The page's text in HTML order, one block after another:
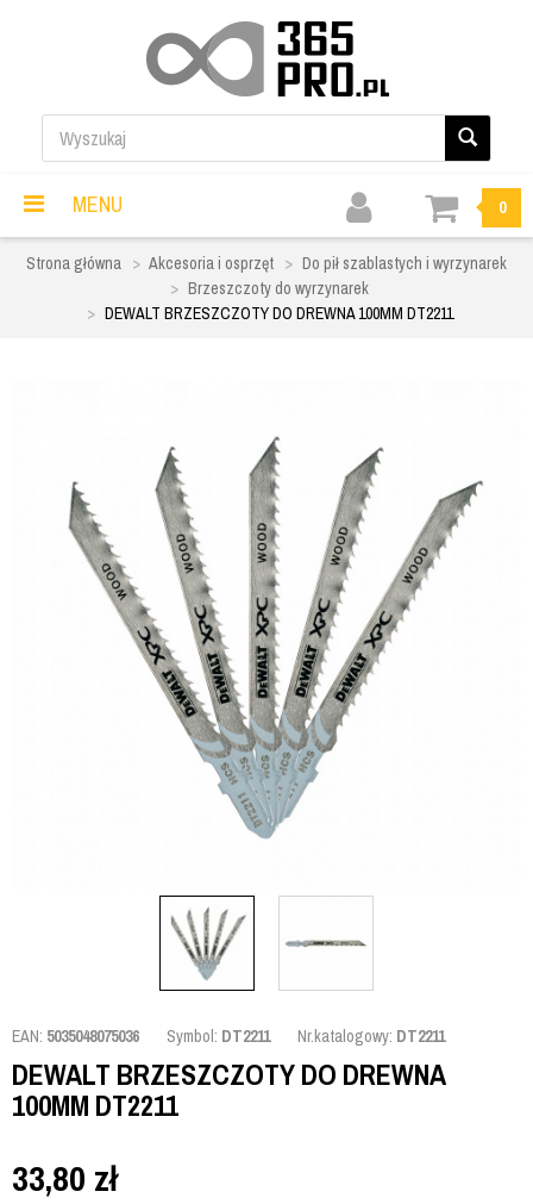
MENU 0
Strona główna Akcesoria i osprzęt
Do pił szablastych i wyrzynarek
Brzeszczoty do wyrzynarek
DEWALT BRZESZCZOTY DO DREWNA 100MM DT2211
EAN: 5035048075036 Symbol: DT2211 Nr.katalogowy: DT2211
DEWALT BRZESZCZOTY DO DREWNA
100MM DT2211
33,80 zł